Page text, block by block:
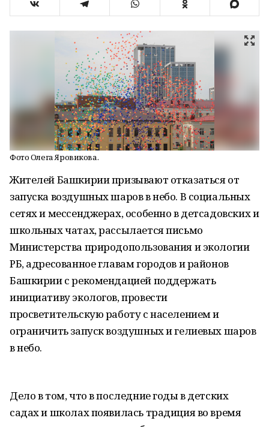
Фото Олега Яровикова.
Жителей Башкирии призывают отказаться от
запуска воздушных шаров в небо. В социальных
сетях и мессенджерах, особенно в детсадовских и
школьных чатах, рассылается письмо
Министерства природопользования и экологии
РБ, адресованное главам городов и районов
Башкирии с рекомендацией поддержать
инициативу экологов, провести
просветительскую работу с населением и
ограничить запуск воздушных и гелиевых шаров
в небо.
Дело в том, что в последние годы в детских
садах и школах появилась традиция во время